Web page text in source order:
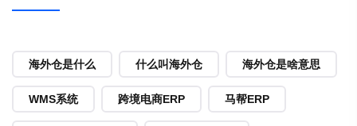
海外仓是什么 什么叫海外仓 海外仓是啥意思
WMS系统 跨境电商ERP 马帮ERP